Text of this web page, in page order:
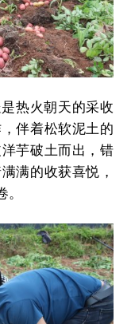
热火朝天的采收
伴着松软泥土的
芋破土而出，错
满的收获喜悦，